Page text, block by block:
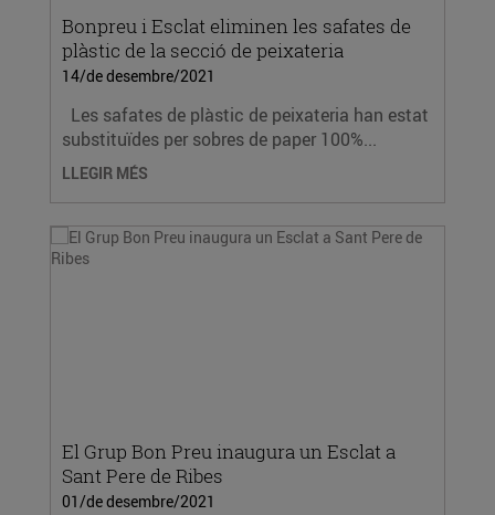
Bonpreu i Esclat eliminen les safates de
plàstic de la secció de peixateria
14/de desembre/2021
Les safates de plàstic de peixateria han estat
substituïdes per sobres de paper 100%...
LLEGIR MÉS
El Grup Bon Preu inaugura un Esclat a
Sant Pere de Ribes
01/de desembre/2021